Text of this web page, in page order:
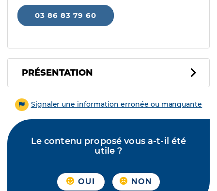
03 86 83 79 60
PRÉSENTATION
Signaler une information erronée ou manquante
Le contenu proposé vous a-t-il été
utile ?
OUI NON